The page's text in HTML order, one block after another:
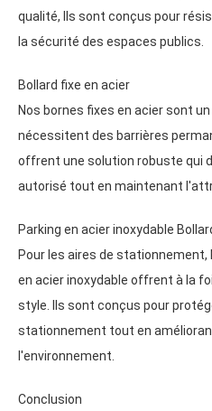
qualité, Ils sont conçus pour
la sécurité des espaces publics.
Bollard fixe en acier
Nos bornes fixes en acier sont
nécessitent des barrières
offrent une solution robuste qui
autorisé tout en maintenant
Parking en acier inoxydable
Pour les aires de
en acier inoxydable offrent à la
style. Ils sont conçus pour
stationnement tout en
l'environnement.
Conclusion